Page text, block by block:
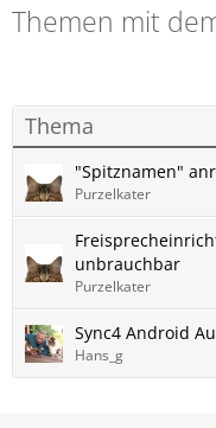
Themen mit
Thema
"Spitznamen"
Purzelkater
unbrauchbar
Purzelkater
Sync4 Android
Hans_g